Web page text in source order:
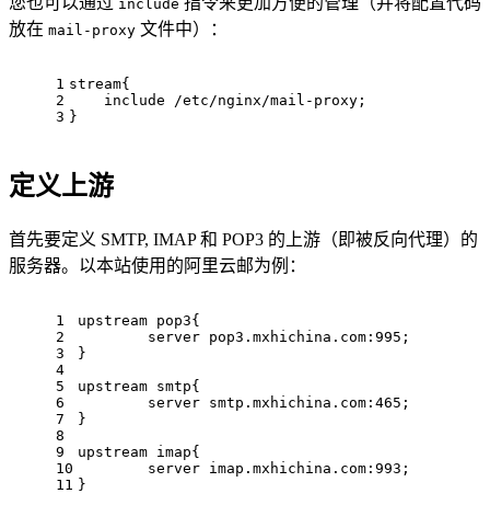
include
放在 mail-proxy 文件中）：
1
2
3
stream{
    include /etc/nginx/mail-proxy;
}
定义上游
首先要定义 SMTP, IMAP 和 POP3 的上游（即被反向代理）的
服务器。以本站使用的阿里云邮为例：
1
2
3
4
5
6
7
8
9
10
11
upstream pop3{
        server pop3.mxhichina.com:995;
}
upstream smtp{
        server smtp.mxhichina.com:465;
}
upstream imap{
        server imap.mxhichina.com:993;
}